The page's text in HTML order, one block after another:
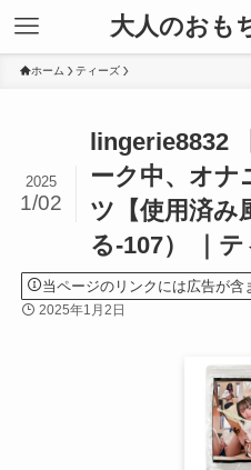
大人のおも
ホーム ティーズ
lingerie8832
ーク中、オナ
ツ【使用済み
る-107） ｜
2025
1/02
当ページのリンクには広告が含
2025年1月2日